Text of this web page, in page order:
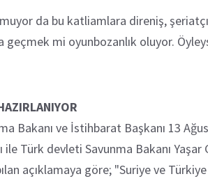
da bu katliamlara direniş,
mi oyunbozanlık oluyor.
Bakanı ve İstihbarat Başkanı 13
Türk devleti Savunma Bakanı Yaşar
açıklamaya göre; "Suriye ve